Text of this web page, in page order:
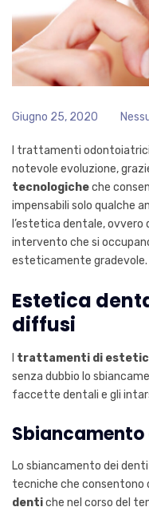
Giugno 25, 2020
I trattamenti
notevole evoluzione,
tecnologicheche
impensabili solo qualche
l’estetica dentale,
intervento che si
esteticamente gradevole.
Estetica
diffusi
trattamenti di
senza dubbio lo
faccette dentali e gli
Sbiancamento
Lo sbiancamento dei
tecniche che consentono
dentiche nel corso del